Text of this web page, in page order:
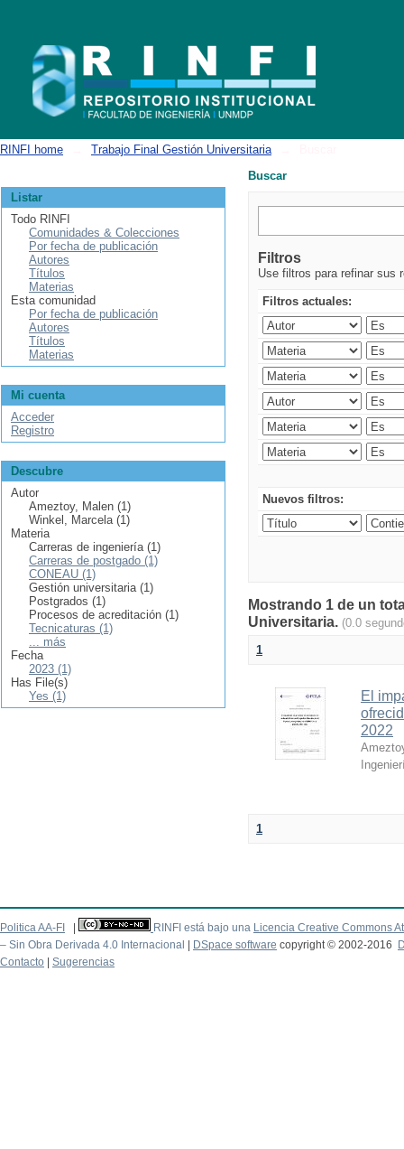
RINFI home Trabajo Final Gestión Universitaria
Buscar
Filtros
Use filtros para refinar sus
Filtros actuales:
Nuevos filtros:
Mostrando 1 de un
Universitaria. (0.0
1
El
2022
1
Listar
Todo RINFI
Comunidades & Colecciones
Por fecha de publicación
Autores
Títulos
Materias
Esta comunidad
Por fecha de publicación
Autores
Títulos
Materias
Mi cuenta
Acceder
Registro
Descubre
Autor
Ameztoy, Malen (1)
Winkel, Marcela (1)
Materia
Carreras de ingeniería (1)
Carreras de postgado (1)
CONEAU (1)
Gestión universitaria (1)
Postgrados (1)
Procesos de acreditación (1)
Tecnicaturas (1)
... más
Fecha
2023 (1)
Has File(s)
Yes (1)
Politica AA-FI RINFI está bajo una Licencia Creative Commons
– Sin Obra Derivada 4.0 Internacional
DSpace software copyright © 2002-2016
Contacto
Sugerencias